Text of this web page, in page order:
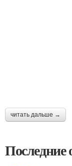
читать дальше →
Последние